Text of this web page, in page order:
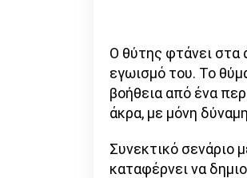
Ο θύτης φτάνει στα
εγωισμό του. Το
βοήθεια από ένα
άκρα, με μόνη
Συνεκτικό σενάριο
καταφέρνει να